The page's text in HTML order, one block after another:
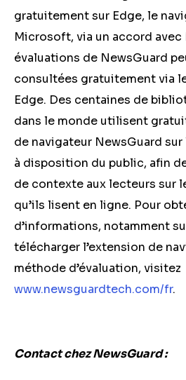
gratuitement sur Edge, le
Microsoft, via un accord
évaluations de NewsGuard
consultées gratuitement via
Edge. Des centaines de
dans le monde utilisent
de navigateur NewsGuard
à disposition du public, afin
de contexte aux lecteurs sur
qu’ils lisent en ligne. Pour
d’informations, notamment
télécharger l’extension de
méthode d’évaluation, visitez
www.newsguardtech.com/fr.
Contact chez NewsGuard :